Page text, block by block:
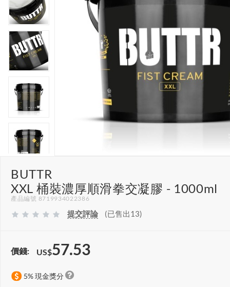
BUTTR
XXL 桶裝濃厚順滑拳交凝膠 - 1000ml
產品編號 8719934022386
提交評論 (已售出13)
價錢: US$57.53
5% 現金獎分